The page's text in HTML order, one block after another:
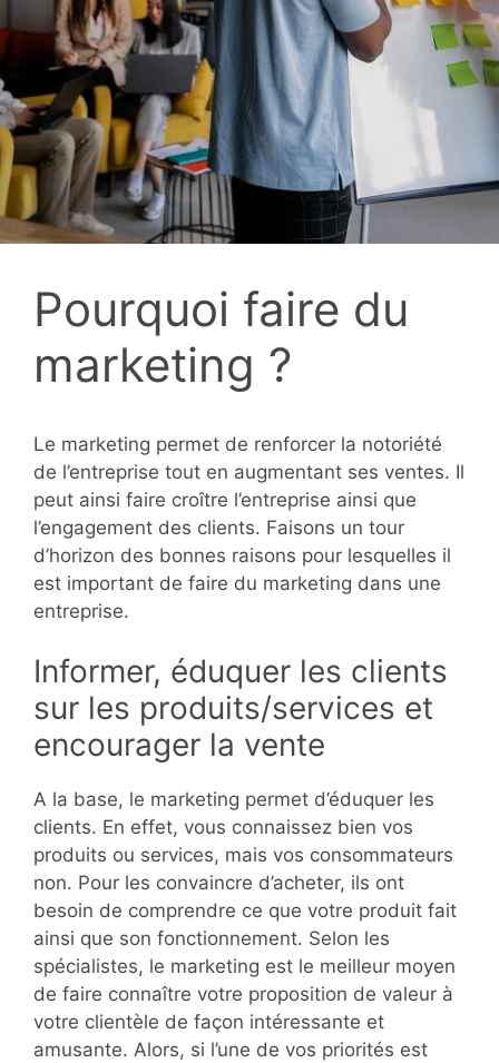
Pourquoi faire du
marketing ?
Le marketing permet de renforcer la notoriété
de l’entreprise tout en augmentant ses ventes. Il
peut ainsi faire croître l’entreprise ainsi que
l’engagement des clients. Faisons un tour
d’horizon des bonnes raisons pour lesquelles il
est important de faire du marketing dans une
entreprise.
Informer, éduquer les clients
sur les produits/services et
encourager la vente
A la base, le marketing permet d’éduquer les
clients. En effet, vous connaissez bien vos
produits ou services, mais vos consommateurs
non. Pour les convaincre d’acheter, ils ont
besoin de comprendre ce que votre produit fait
ainsi que son fonctionnement. Selon les
spécialistes, le marketing est le meilleur moyen
de faire connaître votre proposition de valeur à
votre clientèle de façon intéressante et
amusante. Alors, si l’une de vos priorités est